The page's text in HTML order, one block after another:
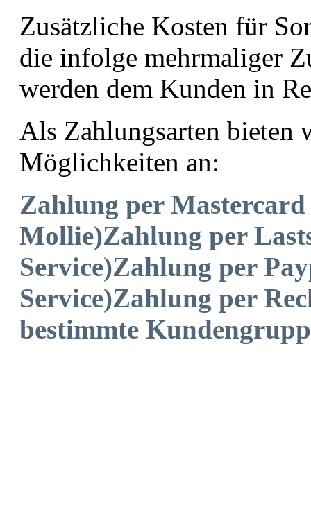
Zusätzliche Kosten für
die infolge mehrmaliger
werden dem Kunden in
Als Zahlungsarten bieten
Möglichkeiten an:
Zahlung per Mastercard
Mollie)Zahlung per
Service)Zahlung per
Service)Zahlung per
bestimmte